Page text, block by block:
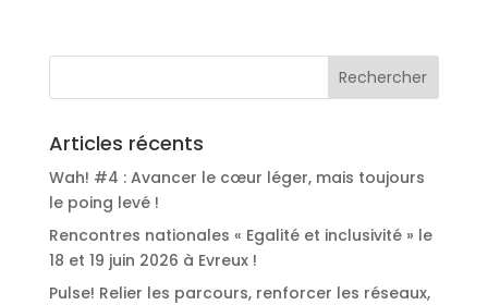
Articles récents
Wah! #4 : Avancer le cœur léger, mais toujours
le poing levé !
Rencontres nationales « Egalité et inclusivité » le
18 et 19 juin 2026 à Evreux !
Pulse! Relier les parcours, renforcer les réseaux,